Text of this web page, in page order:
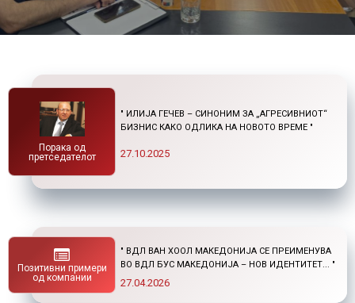
Порака од
претседателот
" ИЛИЈА ГЕЧЕВ – СИНОНИМ ЗА „АГРЕСИВНИОТ“
БИЗНИС КАКО ОДЛИКА НА НОВОТО ВРЕМЕ "
27.10.2025
Позитивни примери
од компании
ПОСТДИПЛОМСКИ СТУДИИ ДОМА И ВО
СТРАНСТВО "
01.04.2026